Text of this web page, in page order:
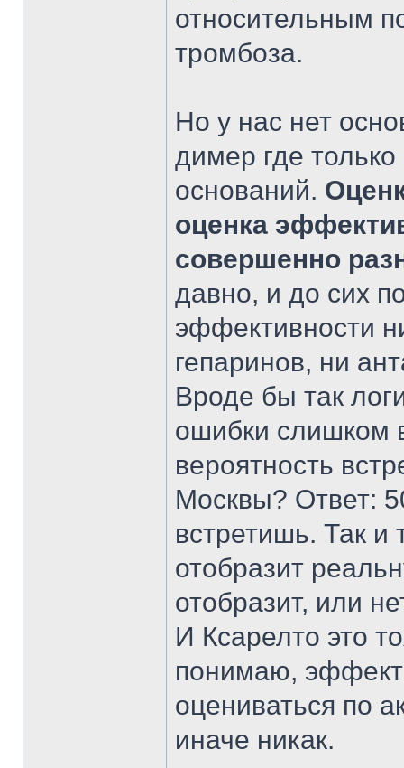
относительным
тромбоза.
Но у нас нет
димер где
оснований.
оценка
совершенно
давно, и до сих
эффективности
гепаринов, ни
Вроде бы так
ошибки слишком
вероятность
Москвы? Ответ:
встретишь. Так и
отобразит
отобразит, или
И Ксарелто это
понимаю,
оцениваться по
иначе никак.